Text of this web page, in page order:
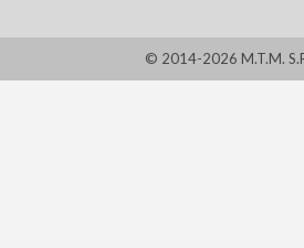
© 2014-2026 M.T.M.